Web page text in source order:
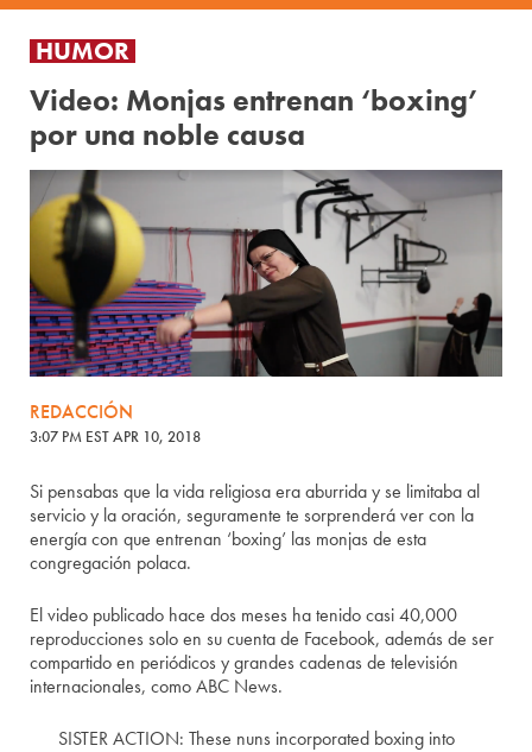
HUMOR
Video: Monjas entrenan ‘boxing’
por una noble causa
REDACCIÓN
3:07 PM EST APR 10, 2018
Si pensabas que la vida religiosa era aburrida y se limitaba al
servicio y la oración, seguramente te sorprenderá ver con la
energía con que entrenan ‘boxing’ las monjas de esta
congregación polaca.
El video publicado hace dos meses ha tenido casi 40,000
reproducciones solo en su cuenta de Facebook, además de ser
compartido en periódicos y grandes cadenas de televisión
internacionales, como ABC News.
SISTER ACTION: These nuns incorporated boxing into